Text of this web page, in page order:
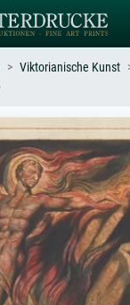
Werktiteln
Welle
Wiese,
Ölgemälde,
Viktorianische Kunst